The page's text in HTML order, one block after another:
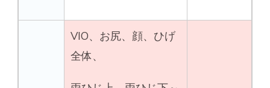
VIO、お尻、顔、ひげ
全体、